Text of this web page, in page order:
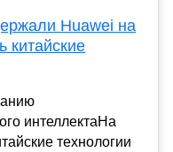
Huawei на
китайские
интеллектаНа
технологии